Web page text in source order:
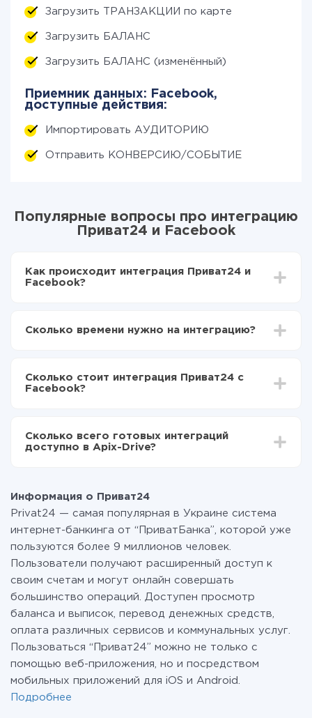
Загрузить ТРАНЗАКЦИИ по карте
Загрузить БАЛАНС
Загрузить БАЛАНС (изменённый)
Приемник данных: Facebook,
доступные действия:
Импортировать АУДИТОРИЮ
Отправить КОНВЕРСИЮ/СОБЫТИЕ
Популярные вопросы про интеграцию
Приват24 и Facebook
Как происходит интеграция Приват24 и
Facebook?
Выбираете какие данные передавать из
передаваться из Приват24 в Facebook
Сколько времени нужно на интеграцию?
отличаться и составлять от 5-ти до 30-минут. В
среднем настройка занимает 10-15 минут.
Сколько стоит интеграция Приват24 с
Facebook?
функционал. Вы оплачиваете только количество
данных, которые по факту передаются из одной
перейти на платный, при необходимости. Подробнее
отарифах.
Сколько всего готовых интеграций
доступно в Apix-Drive?
Информация о Приват24
Privat24 — самая популярная в Украине система
интернет-банкинга от “ПриватБанка”, которой уже
пользуются более 9 миллионов человек.
Пользователи получают расширенный доступ к
своим счетам и могут онлайн совершать
большинство операций. Доступен просмотр
баланса и выписок, перевод денежных средств,
оплата различных сервисов и коммунальных услуг.
Пользоваться “Приват24” можно не только с
помощью веб-приложения, но и посредством
мобильных приложений для iOS и Android.
Подробнее